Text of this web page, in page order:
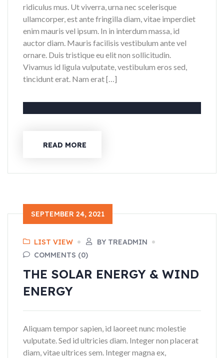
ridiculus mus. Ut viverra, urna nec scelerisque
ullamcorper, est ante fringilla diam, vitae imperdiet
enim mauris vel ipsum. In in interdum massa, id
auctor diam. Mauris facilisis vestibulum ante vel
ornare. Duis tristique eu elit non sollicitudin.
Vivamus id ligula vulputate, vestibulum eros sed,
tincidunt erat. Nam erat […]
READ MORE
SEPTEMBER 24, 2021
LIST VIEW
BY TREADMIN
COMMENTS (0)
THE SOLAR ENERGY & WIND
ENERGY
Aliquam tempor sapien, id laoreet nunc molestie
vulputate. Sed id ultricies diam. Integer non placerat
diam, vitae ultrices sem. Integer magna ex,